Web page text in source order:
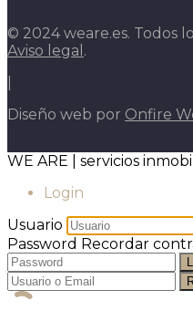
© 2024 weare.es. Todos
Aviso legal .
Diseño web por Onfire
WE ARE | servicios
Login
Usuario
Password Recordar